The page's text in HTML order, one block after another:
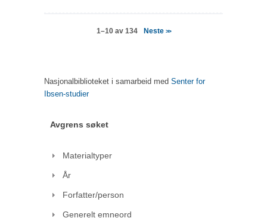
1–10 av 134 Neste >>
Nasjonalbiblioteket i samarbeid med Senter for
Ibsen-studier
Avgrens søket
Materialtyper
År
Forfatter/person
Generelt emneord